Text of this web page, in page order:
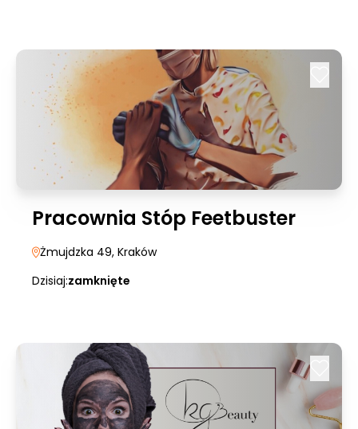
Pracownia Stóp Feetbuster
Żmujdzka 49, Kraków
Dzisiaj:zamknięte